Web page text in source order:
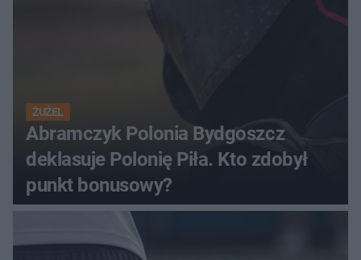
ŻUŻEL
Abramczyk Polonia Bydgoszcz
deklasuje Polonię Piła. Kto zdobył
punkt bonusowy?